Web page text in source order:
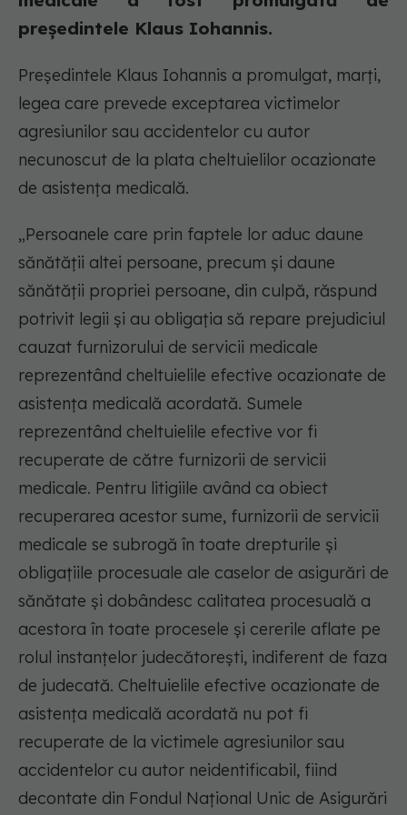
președintele Klaus Iohannis.
Președintele Klaus Iohannis a promulgat, marți,
legea care prevede exceptarea victimelor
agresiunilor sau accidentelor cu autor
necunoscut de la plata cheltuielilor ocazionate
de asistența medicală.
„Persoanele care prin faptele lor aduc daune
sănătății altei persoane, precum și daune
sănătății propriei persoane, din culpă, răspund
potrivit legii și au obligația să repare prejudiciul
cauzat furnizorului de servicii medicale
reprezentând cheltuielile efective ocazionate de
asistența medicală acordată. Sumele
reprezentând cheltuielile efective vor fi
recuperate de către furnizorii de servicii
medicale. Pentru litigiile având ca obiect
recuperarea acestor sume, furnizorii de servicii
medicale se subrogă în toate drepturile și
obligațiile procesuale ale caselor de asigurări de
sănătate și dobândesc calitatea procesuală a
acestora în toate procesele și cererile aflate pe
rolul instanțelor judecătorești, indiferent de faza
de judecată. Cheltuielile efective ocazionate de
asistența medicală acordată nu pot fi
recuperate de la victimele agresiunilor sau
accidentelor cu autor neidentificabil, fiind
decontate din Fondul Național Unic de Asigurări